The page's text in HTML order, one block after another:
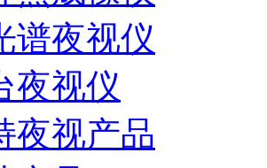
谱夜视仪
夜视仪
夜视产品